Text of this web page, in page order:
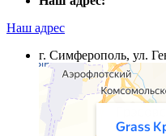
Наш адрес
г. Симферополь, ул.